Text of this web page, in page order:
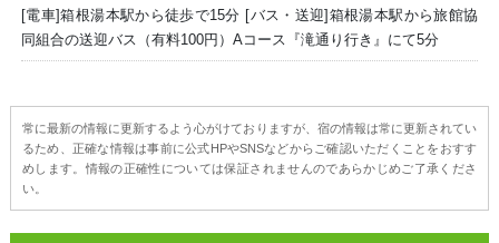
[電車]箱根湯本駅から徒歩で15分 [バス・送迎]箱根湯本駅から旅館協
同組合の送迎バス（有料100円）Aコース『滝通り行き』にて5分
常に最新の情報に更新するよう心がけておりますが、宿の情報は常に更新されてい
るため、正確な情報は事前に公式HPやSNSなどからご確認いただくことをおすす
めします。情報の正確性については保証されませんのであらかじめご了承くださ
い。